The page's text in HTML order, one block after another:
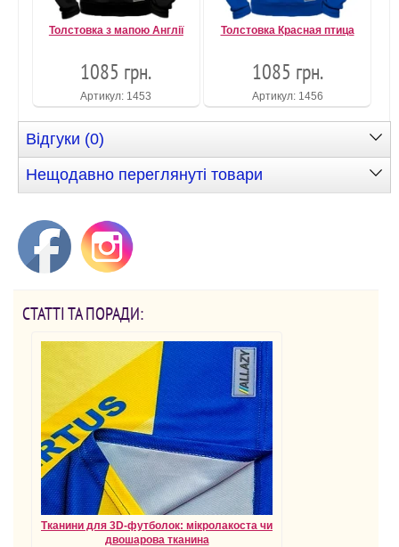
Толстовка з мапою Англії
1085 грн.
Артикул: 1453
Толстовка Красная птица
1085 грн.
Артикул: 1456
Відгуки (0)
Нещодавно переглянуті товари
СТАТТІ ТА ПОРАДИ:
Тканини для 3D-футболок: мікролакоста чи
двошарова тканина